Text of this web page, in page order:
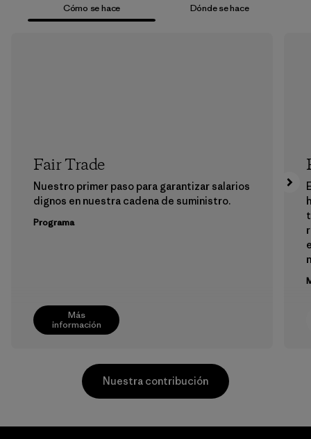
Cómo se hace Dónde se hace
Más
información
Fair Trade
Nuestro primer paso para garantizar salarios
dignos en nuestra cadena de suministro.
Programa
Nuestra contribución